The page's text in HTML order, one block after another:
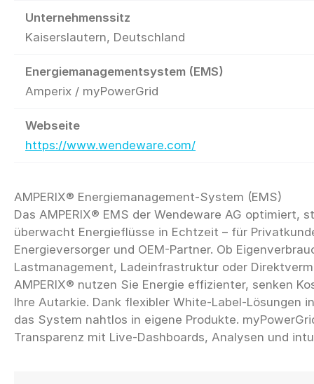
Unternehmenssitz
Kaiserslautern, Deutschland
Energiemanagementsystem (EMS)
Amperix / myPowerGrid
Webseite
https://www.wendeware.com/
AMPERIX® Energiemanagement-System (EMS)
Das AMPERIX® EMS der Wendeware AG optimiert,
überwacht Energieflüsse in Echtzeit – für
Energieversorger und OEM-Partner. Ob
Lastmanagement, Ladeinfrastruktur oder
AMPERIX® nutzen Sie Energie effizienter, senken
Ihre Autarkie. Dank flexibler White-Label-Lösungen
das System nahtlos in eigene Produkte.